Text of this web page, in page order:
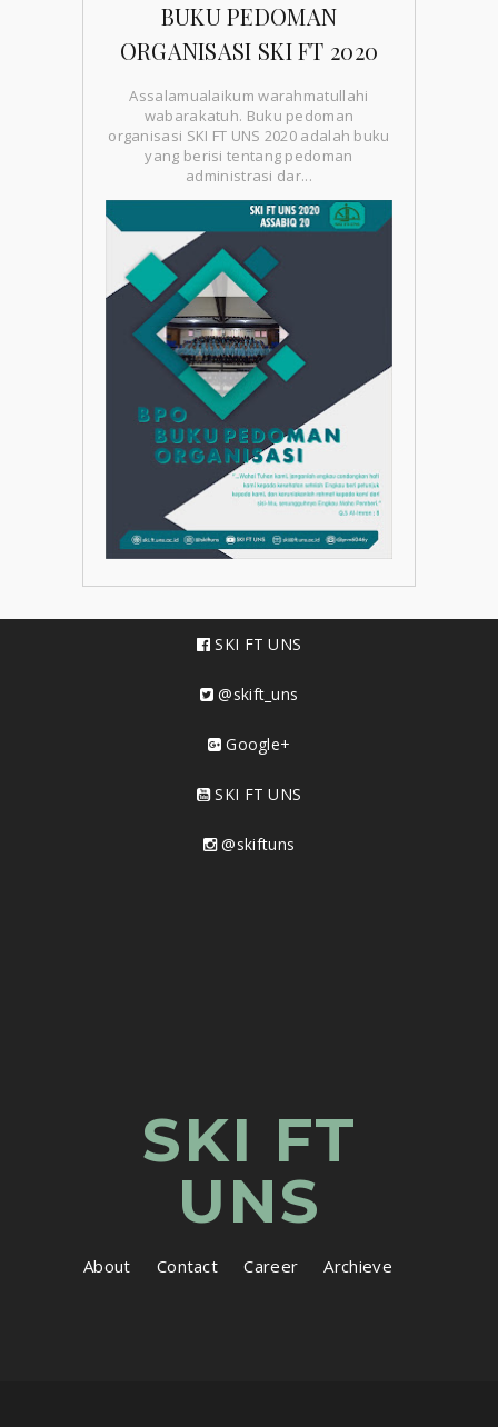
BUKU PEDOMAN
ORGANISASI SKI FT 2020
Assalamualaikum warahmatullahi
wabarakatuh. Buku pedoman
organisasi SKI FT UNS 2020 adalah buku
yang berisi tentang pedoman
administrasi dar...
SKI FT UNS
@skift_uns
Google+
SKI FT UNS
@skiftuns
SKI FT
UNS
About Contact Career Archieve